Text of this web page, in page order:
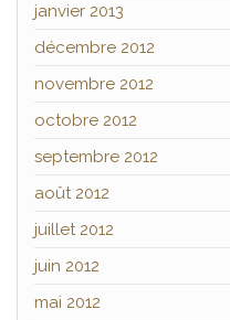
janvier 2013
décembre 2012
novembre 2012
octobre 2012
septembre 2012
août 2012
juillet 2012
juin 2012
mai 2012